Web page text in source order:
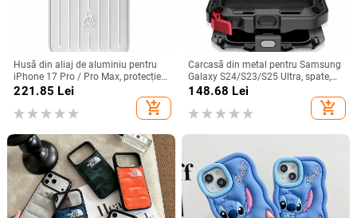
Husă din aliaj de aluminiu pentru
iPhone 17 Pro / Pro Max, protecție
anti-cădere, închidere magnetică,
turnare prin injecție, posibilitate de
personalizare
221.85 Lei
add_shopping_cart
Carcasă din metal pentru Samsung
Galaxy S24/S23/S25 Ultra, spate,
prelucrată, personalizabilă, disipare
căldură, anti-cadere, anti-amprentă
148.68 Lei
add_shopping_cart